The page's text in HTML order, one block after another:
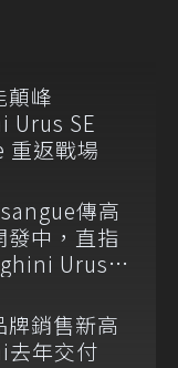
顛峰
Urus SE
重返戰場
傳高
發中，直指
Urus
牌銷售新高
年交付